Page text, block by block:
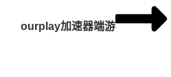
ourplay加速器端游